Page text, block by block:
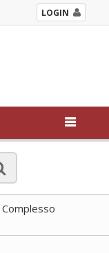
LOGIN
Complesso